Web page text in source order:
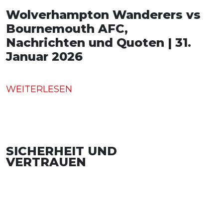
Wolverhampton Wanderers vs
Bournemouth AFC,
Nachrichten und Quoten | 31.
Januar 2026
WEITERLESEN
SICHERHEIT UND
VERTRAUEN